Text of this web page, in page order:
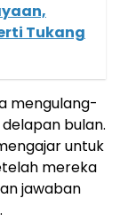
Tukang
mengulang-
bulan.
untuk
mereka
jawaban